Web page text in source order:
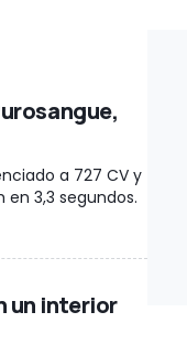
a 727 CV y
3,3 segundos.
un interior